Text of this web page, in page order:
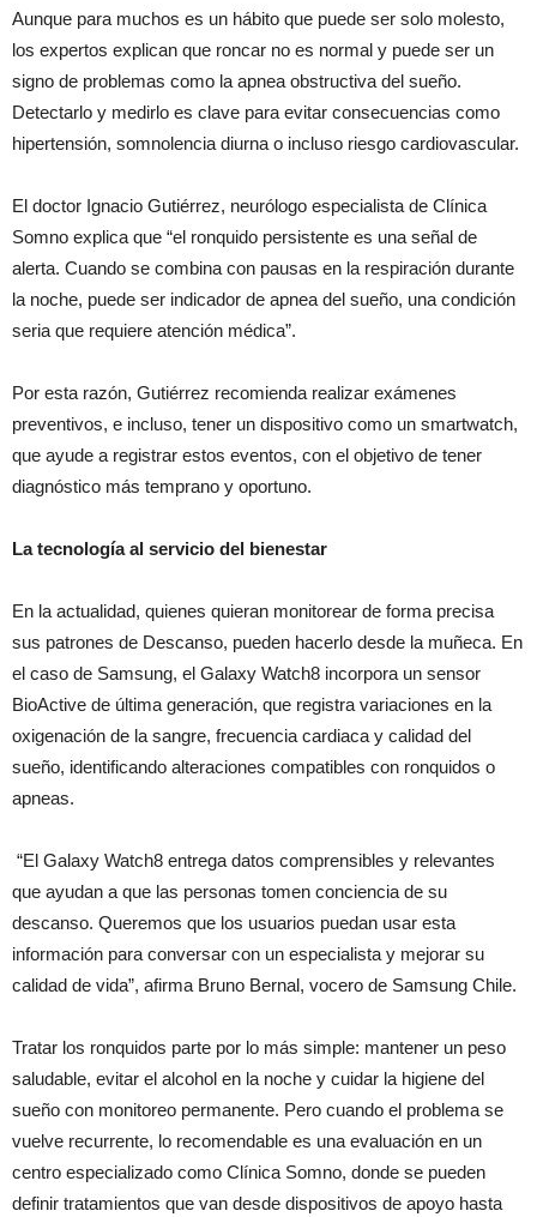
Aunque para muchos es un hábito que puede ser solo molesto,
los expertos explican que roncar no es normal y puede ser un
signo de problemas como la apnea obstructiva del sueño.
Detectarlo y medirlo es clave para evitar consecuencias como
hipertensión, somnolencia diurna o incluso riesgo cardiovascular.
El doctor Ignacio Gutiérrez, neurólogo especialista de Clínica
Somno explica que “el ronquido persistente es una señal de
alerta. Cuando se combina con pausas en la respiración durante
la noche, puede ser indicador de apnea del sueño, una condición
seria que requiere atención médica”.
Por esta razón, Gutiérrez recomienda realizar exámenes
preventivos, e incluso, tener un dispositivo como un smartwatch,
que ayude a registrar estos eventos, con el objetivo de tener
diagnóstico más temprano y oportuno.
La tecnología al servicio del bienestar
En la actualidad, quienes quieran monitorear de forma precisa
sus patrones de Descanso, pueden hacerlo desde la muñeca. En
el caso de Samsung, el Galaxy Watch8 incorpora un sensor
BioActive de última generación, que registra variaciones en la
oxigenación de la sangre, frecuencia cardiaca y calidad del
sueño, identificando alteraciones compatibles con ronquidos o
apneas.
“El Galaxy Watch8 entrega datos comprensibles y relevantes
que ayudan a que las personas tomen conciencia de su
descanso. Queremos que los usuarios puedan usar esta
información para conversar con un especialista y mejorar su
calidad de vida”, afirma Bruno Bernal, vocero de Samsung Chile.
Tratar los ronquidos parte por lo más simple: mantener un peso
saludable, evitar el alcohol en la noche y cuidar la higiene del
sueño con monitoreo permanente. Pero cuando el problema se
vuelve recurrente, lo recomendable es una evaluación en un
centro especializado como Clínica Somno, donde se pueden
definir tratamientos que van desde dispositivos de apoyo hasta